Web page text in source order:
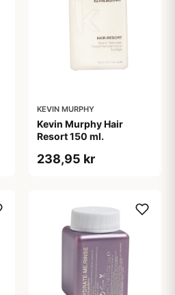
KEVIN MURPHY
Kevin Murphy Hair
Resort 150 ml.
238,95 kr